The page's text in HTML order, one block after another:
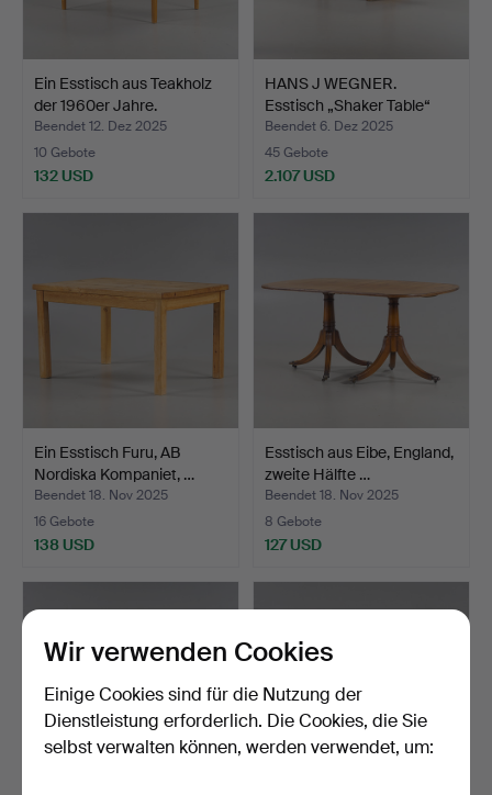
Ein Esstisch aus Teakholz
der 1960er Jahre.
Beendet 12. Dez 2025
10 Gebote
132 USD
HANS J WEGNER.
Esstisch „Shaker Table“
Mod…
Beendet 6. Dez 2025
45 Gebote
2.107 USD
Ein Esstisch Furu, AB
Nordiska Kompaniet, …
Beendet 18. Nov 2025
16 Gebote
138 USD
Esstisch aus Eibe, England,
zweite Hälfte …
Beendet 18. Nov 2025
8 Gebote
127 USD
Wir verwenden Cookies
Einige Cookies sind für die Nutzung der
Dienstleistung erforderlich. Die Cookies, die Sie
selbst verwalten können, werden verwendet, um: